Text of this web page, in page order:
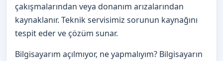
çakışmalarından veya donanım arızalarından
kaynaklanır. Teknik servisimiz sorunun kaynağını
tespit eder ve çözüm sunar.
Bilgisayarım açılmıyor, ne yapmalıyım? Bilgisayarın